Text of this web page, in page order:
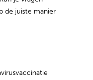
de juiste manier